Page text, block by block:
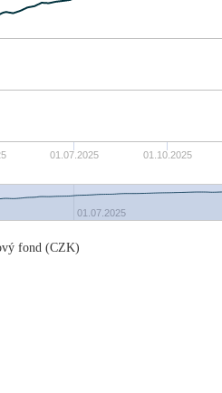
01.07.2025 01.10.2025
01.07.2025
fond (CZK)